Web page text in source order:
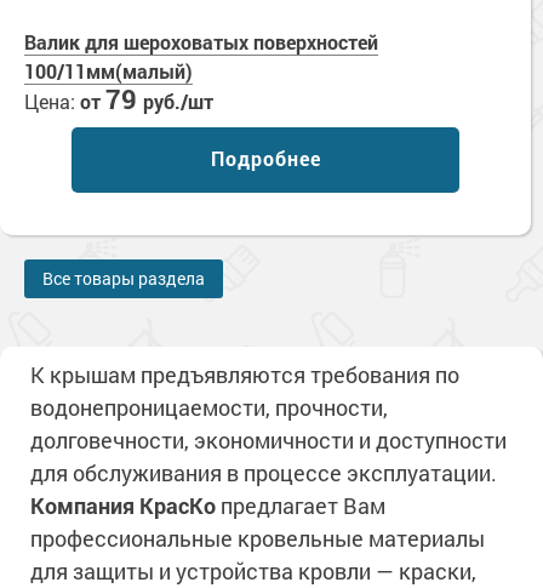
Валик для шероховатых поверхностей
100/11мм(малый)
Цена: от79 руб./шт
Подробнее
Все товары раздела
К крышам предъявляются требования по
водонепроницаемости, прочности,
долговечности, экономичности и доступности
для обслуживания в процессе эксплуатации.
Компания КрасКо предлагает Вам
профессиональные кровельные материалы
для защиты и устройства кровли — краски,